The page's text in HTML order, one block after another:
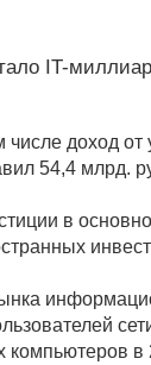
числе доход
54,4 млрд.
в
компьютеров